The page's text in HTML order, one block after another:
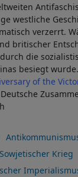
westliche
verzerrt.
britischer
die
besiegt
of the
Krieg